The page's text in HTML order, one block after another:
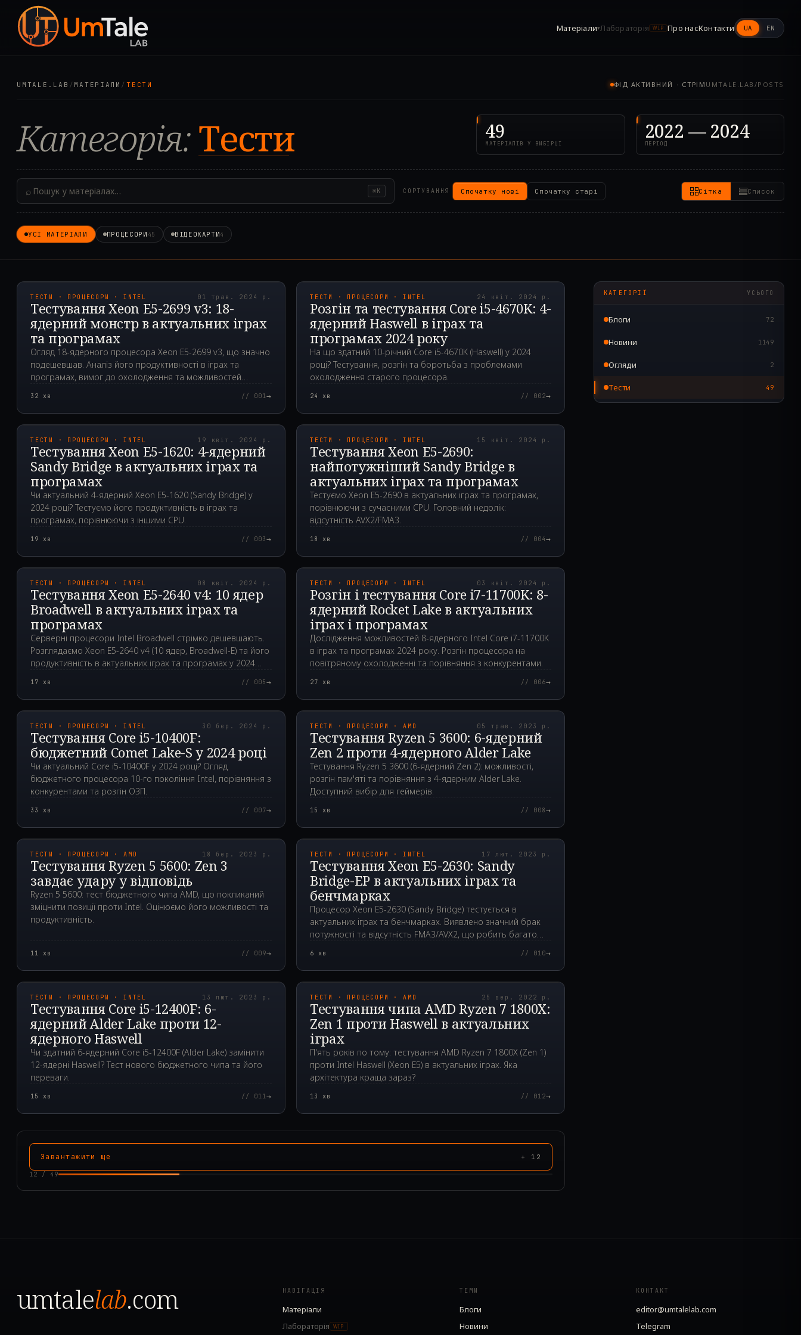
Матеріали▾Лабораторія WIP Про насКонтакти UA EN
UMTALE.LAB / МАТЕРІАЛИ / ТЕСТИ ФІД АКТИВНИЙ · СТРІМ UMTALE.LAB/POSTS
Категорія:Тести 49
МАТЕРІАЛІВ У ВИБІРЦІ
2022 — 2024
ПЕРІОД
⌕ ⌘K СОРТУВАННЯ Спочатку нові Спочатку старі Сітка Список
УСІ МАТЕРІАЛИ ПРОЦЕСОРИ 45 ВІДЕОКАРТИ4
ТЕСТИ · ПРОЦЕСОРИ · INTEL 01 трав. 2024 р.
Тестування Xeon E5-2699 v3: 18-
ядерний монстр в актуальних іграх
та програмах
Огляд 18-ядерного процесора Xeon E5-2699 v3, що значно
подешевшав. Аналіз його продуктивності в іграх та
програмах, вимог до охолодження та можливостей
32 хв // 001→
ТЕСТИ · ПРОЦЕСОРИ · INTEL 24 квіт. 2024 р.
Розгін та тестування Core i5-4670K: 4-
ядерний Haswell в іграх та
програмах 2024 року
На що здатний 10-річний Core i5-4670K (Haswell) у 2024
році? Тестування, розгін та боротьба з проблемами
охолодження старого процесора.
24 хв // 002→
2024.04.19T06:31:28.000Z
ТЕСТИ · ПРОЦЕСОРИ · INTEL 19 квіт. 2024 р.
Тестування Xeon E5-1620: 4-ядерний
Sandy Bridge в актуальних іграх та
програмах
Чи актуальний 4-ядерний Xeon E5-1620 (Sandy Bridge) у
2024 році? Тестуємо його продуктивність в іграх та
програмах, порівнюючи з іншими CPU.
19 хв // 003→
2024.04.15T07:33:39.000Z
ТЕСТИ · ПРОЦЕСОРИ · INTEL 15 квіт. 2024 р.
Тестування Xeon E5-2690:
найпотужніший Sandy Bridge в
актуальних іграх та програмах
Тестуємо Xeon E5-2690 в актуальних іграх та програмах,
порівнюючи з сучасними CPU. Головний недолік:
відсутність AVX2/FMA3.
18 хв // 004→
2024.04.08T13:59:33.000Z
ТЕСТИ · ПРОЦЕСОРИ · INTEL 08 квіт. 2024 р.
Тестування Xeon E5-2640 v4: 10 ядер
Broadwell в актуальних іграх та
програмах
Серверні процесори Intel Broadwell стрімко дешевшають.
Розглядаємо Xeon E5-2640 v4 (10 ядер, Broadwell-E) та його
продуктивність в актуальних іграх та програмах у 2024
17 хв // 005→
2024.04.03T08:01:56.000Z
ТЕСТИ · ПРОЦЕСОРИ · INTEL 03 квіт. 2024 р.
Розгін і тестування Core i7-11700K: 8-
ядерний Rocket Lake в актуальних
іграх і програмах
Дослідження можливостей 8-ядерного Intel Core i7-11700K
в іграх та програмах 2024 року. Розгін процесора на
повітряному охолодженні та порівняння з конкурентами.
27 хв // 006→
2024.03.30T02:33:06.000Z
ТЕСТИ · ПРОЦЕСОРИ · INTEL 30 бер. 2024 р.
Тестування Core i5-10400F:
бюджетний Comet Lake-S у 2024 році
Чи актуальний Core i5-10400F у 2024 році? Огляд
бюджетного процесора 10-го покоління Intel, порівняння з
конкурентами та розгін ОЗП.
33 хв // 007→
2023.05.05T14:01:55.000Z
ТЕСТИ · ПРОЦЕСОРИ · AMD 05 трав. 2023 р.
Тестування Ryzen 5 3600: 6-ядерний
Zen 2 проти 4-ядерного Alder Lake
Тестування Ryzen 5 3600 (6-ядерний Zen 2): можливості,
розгін пам'яті та порівняння з 4-ядерним Alder Lake.
Доступний вибір для геймерів.
15 хв // 008→
2023.03.18T04:46:55.000Z
ТЕСТИ · ПРОЦЕСОРИ · AMD 18 бер. 2023 р.
Тестування Ryzen 5 5600: Zen 3
завдає удару у відповідь
Ryzen 5 5600: тест бюджетного чипа AMD, що покликаний
зміцнити позиції проти Intel. Оцінюємо його можливості та
продуктивність.
11 хв // 009→
2023.02.17T12:07:12.000Z
ТЕСТИ · ПРОЦЕСОРИ · INTEL 17 лют. 2023 р.
Тестування Xeon E5-2630: Sandy
Bridge-EP в актуальних іграх та
бенчмарках
Процесор Xeon E5-2630 (Sandy Bridge) тестується в
актуальних іграх та бенчмарках. Виявлено значний брак
потужності та відсутність FMA3/AVX2, що робить багато
6 хв // 010→
2023.02.13T06:13:19.000Z
ТЕСТИ · ПРОЦЕСОРИ · INTEL 13 лют. 2023 р.
Тестування Core i5-12400F: 6-
ядерний Alder Lake проти 12-
ядерного Haswell
Чи здатний 6-ядерний Core i5-12400F (Alder Lake) замінити
12-ядерні Haswell? Тест нового бюджетного чипа та його
переваги.
15 хв // 011→
2022.09.25T05:07:17.000Z
ТЕСТИ · ПРОЦЕСОРИ · AMD 25 вер. 2022 р.
Тестування чипа AMD Ryzen 7 1800X:
Zen 1 проти Haswell в актуальних
іграх
П'ять років по тому: тестування AMD Ryzen 7 1800X (Zen 1)
проти Intel Haswell (Xeon E5) в актуальних іграх. Яка
архітектура краща зараз?
13 хв // 012→
Завантажити ще + 12
12 / 49
КАТЕГОРІЇ УСЬОГО
Блоги 72
Новини 1149
Огляди 2
Тести 49
umtalelab.com НАВІГАЦІЯ
Матеріали
Лабораторія
WIP
ТЕМИ
Блоги
Новини
КОНТАКТ
editor@umtalelab.com
Telegram